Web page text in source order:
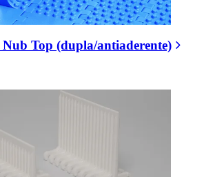
Nub Top (dupla/antiaderente)